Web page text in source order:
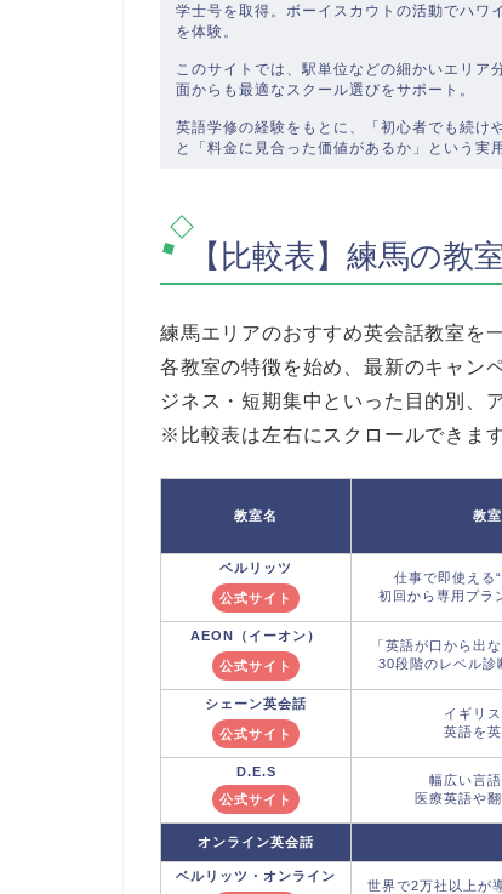
学士号を取得。ボーイスカウトの活動でハワ
を体験。
このサイトでは、駅単位などの細かいエリ
面からも最適なスクール選びをサポート。
英語学修の経験をもとに、「初心者でも続け
と「料金に見合った価値があるか」という実
【比較表】練馬の教
練馬エリアのおすすめ英会話教室を
各教室の特徴を始め、最新のキャン
ジネス・短期集中といった目的別、
※比較表は左右にスクロールできま
教室名 教
ベルリッツ
公式サイト
仕事で即使える
初回から専用プラ
AEON（イーオン）
公式サイト
「英語が口から出
30段階のレベル診
シェーン英会話
公式サイト
イギリ
英語を
D.E.S
公式サイト
幅広い言
医療英語や
オンライン英会話
ベルリッツ ・オンライン
世界で2万社以上が